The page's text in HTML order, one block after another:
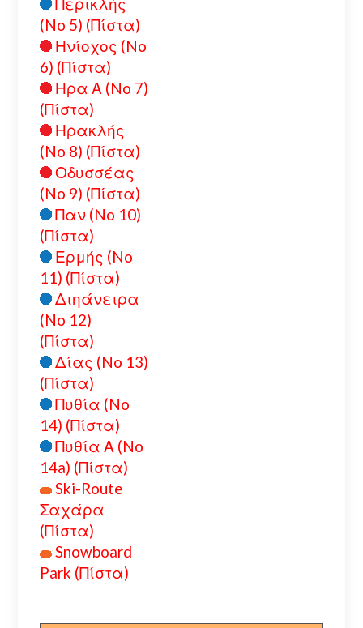
(No 5) (Πίστα)
Ηνίοχος (No
6) (Πίστα)
Ηρα Α (No 7)
(Πίστα)
Ηρακλής
(No 8) (Πίστα)
Οδυσσέας
(No 9) (Πίστα)
Παν (No 10)
(Πίστα)
Ερμής (No
11) (Πίστα)
Διηάνειρα
(No 12)
(Πίστα)
Δίας (No 13)
(Πίστα)
Πυθία (No
14) (Πίστα)
Πυθία Α (No
14a) (Πίστα)
Ski-Route
Σαχάρα
(Πίστα)
Snowboard
Park (Πίστα)